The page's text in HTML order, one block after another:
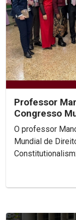
Professor
Congresso
O professor
Mundial de